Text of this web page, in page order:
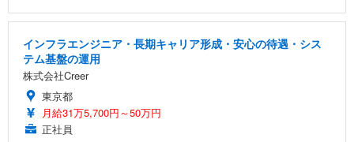
インフラエンジニア・長期キャリア形成・安心の待遇・シス
テム基盤の運用
株式会社Creer
東京都
月給31万5,700円～50万円
正社員